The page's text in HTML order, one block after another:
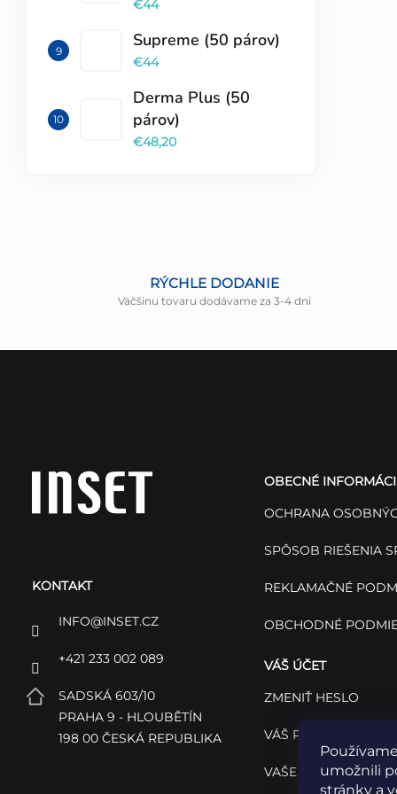
umožnili
stránky a
€44
Supreme (50 párov)
€44
Derma Plus (50
párov)
€48,20
RÝCHLE DODANIE
Väčšinu tovaru dodávame za 3-4 dni
KONTAKT
INFO@INSET.CZ
+421 233 002 089
SADSKÁ 603/10
PRAHA 9 - HLOUBĚTÍN
198 00 ČESKÁ REPUBLIKA
OBECNÉ
OCHRANA
SPÔSOB RIEŠENIA
REKLAMAČNÉ
OBCHODNÉ
VÁŠ ÚČET
ZMENIŤ HESLO
VÁŠ PROFIL
VAŠE OBJEDNÁVKY